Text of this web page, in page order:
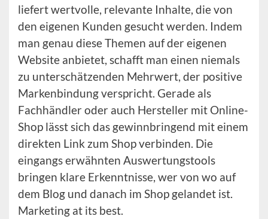
liefert wertvolle, relevante Inhalte, die von
den eigenen Kunden gesucht werden. Indem
man genau diese Themen auf der eigenen
Website anbietet, schafft man einen niemals
zu unterschätzenden Mehrwert, der positive
Markenbindung verspricht. Gerade als
Fachhändler oder auch Hersteller mit Online-
Shop lässt sich das gewinnbringend mit einem
direkten Link zum Shop verbinden. Die
eingangs erwähnten Auswertungstools
bringen klare Erkenntnisse, wer von wo auf
dem Blog und danach im Shop gelandet ist.
Marketing at its best.